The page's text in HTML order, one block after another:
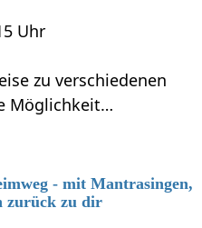
Uhr
zu verschiedenen
Möglichkeit…
- mit Mantrasingen,
zurück zu dir